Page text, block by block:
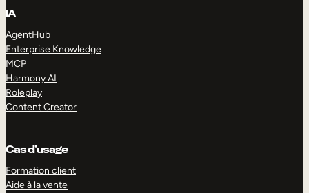
IA
AgentHub
Enterprise Knowledge
MCP
Harmony AI
Roleplay
Content Creator
Cas d’usage
Formation client
Aide à la vente